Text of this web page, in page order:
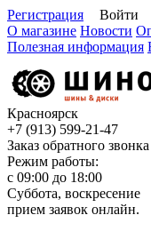
Регистрация
Войти
О магазине Новости
Полезная информация
Красноярск
+7 (913) 599-21-47
Заказ обратного звонка
Режим работы:
с 09:00 до 18:00
Суббота, воскресение
прием заявок онлайн.